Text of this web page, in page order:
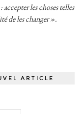
les choses telles
de les changer ».
ARTICLE